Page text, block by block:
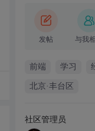
发帖 与我
前端 学习
北京·丰台区
社区管理员